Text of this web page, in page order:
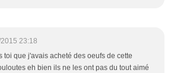
23:18
toi que j'avais acheté des oeufs de cette
eh bien ils ne les ont pas du tout aimé